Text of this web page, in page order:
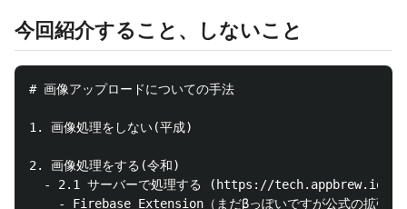
今回紹介すること、しないこと
# 画像アップロードについての手法
1. 画像処理をしない(平成)
2. 画像処理をする(令和)
- 2.1 サーバーで処理する (https://tech.appbrew.io/
- Firebase Extension（まだβっぽいですが公式の拡張が